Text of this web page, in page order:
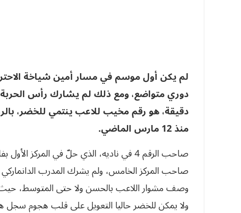
لم يكن أول موسم في مسار أمين شياخة
دقيقة، هو رقم مخيب للاعب ينتمي للخضر،
منذ 12 مارس الماضي.
صاحب الرقم 4 في ناديه، الذي حلّ في المركز
صاحب المركز الخامس، ولم يشرك المدرب
ولا يمكن للخضر حاليا التعويل على قلب هجوم